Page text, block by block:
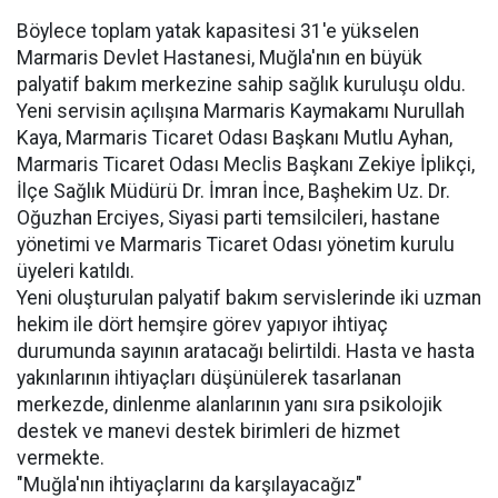
Böylece toplam yatak kapasitesi 31'e yükselen
Marmaris Devlet Hastanesi, Muğla'nın en büyük
palyatif bakım merkezine sahip sağlık kuruluşu oldu.
Yeni servisin açılışına Marmaris Kaymakamı Nurullah
Kaya, Marmaris Ticaret Odası Başkanı Mutlu Ayhan,
Marmaris Ticaret Odası Meclis Başkanı Zekiye İplikçi,
İlçe Sağlık Müdürü Dr. İmran İnce, Başhekim Uz. Dr.
Oğuzhan Erciyes, Siyasi parti temsilcileri, hastane
yönetimi ve Marmaris Ticaret Odası yönetim kurulu
üyeleri katıldı.
Yeni oluşturulan palyatif bakım servislerinde iki uzman
hekim ile dört hemşire görev yapıyor ihtiyaç
durumunda sayının aratacağı belirtildi. Hasta ve hasta
yakınlarının ihtiyaçları düşünülerek tasarlanan
merkezde, dinlenme alanlarının yanı sıra psikolojik
destek ve manevi destek birimleri de hizmet
vermekte.
"Muğla'nın ihtiyaçlarını da karşılayacağız"